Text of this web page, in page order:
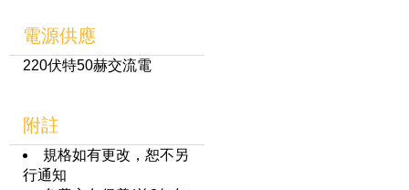
電源供應
220伏特50赫交流電
附註
規格如有更改，恕不另
行通知